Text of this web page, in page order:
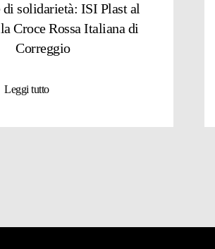
di solidarietà: ISI Plast al
Croce Rossa Italiana di
Correggio
Leggi tutto